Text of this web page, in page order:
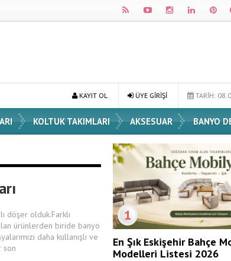
En Şık Vazo Modelleri ve Dekorasyon Fikirleri TARİH:
ÜYE GİRİŞİ
KAYIT OL
KOLTUK TAKIMLARI AKSESUAR BANYO
döşer olduk.Farklı
ürünlerden biride banyo
daha kullanışlı ve
son
1
En Şık Eskişehir Bahçe
Modelleri Listesi 2026